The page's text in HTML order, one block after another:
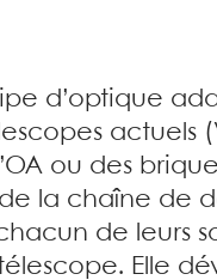
d’optique
actuels
ou des
de la chaîne de
de leurs
Elle